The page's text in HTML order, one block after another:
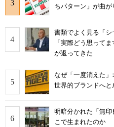
ちパターン」が曲が
書類でよく見る「
「実際どう思って
が返ってきた
なぜ「一度消えた
世界的ブランドへと
明暗分かれた「無
こで生まれたのか